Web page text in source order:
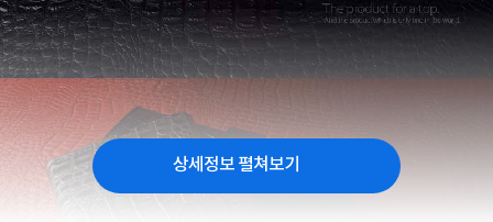
상세정보 펼쳐보기